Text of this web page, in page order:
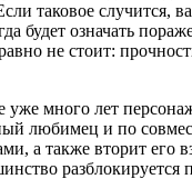
таковое случится,
будет означать
не стоит:
много лет
любимец и по
а также вторит
разблокируется